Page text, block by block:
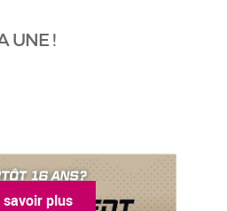
UNE !
savoir plus